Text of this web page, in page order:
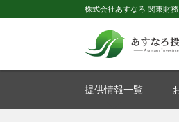
株式会社あすなろ 関東財
提供情報一覧